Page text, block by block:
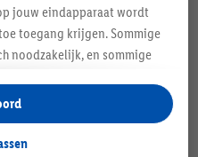
reinigen van stoffering,
kunnen het beste
hardnekkige vlekken.
voor de dagelijkse
meubelen. Volg altijd de
alle informatie over
jouw eindapparaat wordt
toegang krijgen. Sommige
noodzakelijk, en sommige
het verzamelen en
het tonen van
en buiten de Lidl-diensten.